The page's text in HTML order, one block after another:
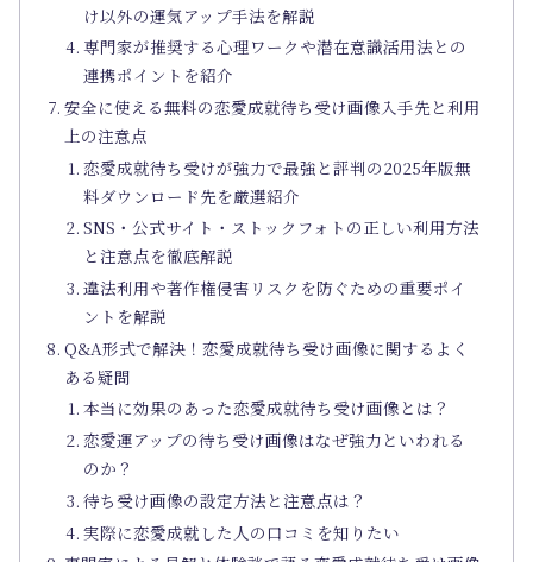
け以外の運気アップ手法を解説
専門家が推奨する心理ワークや潜在意識活用法との
連携ポイントを紹介
安全に使える無料の恋愛成就待ち受け画像入手先と利用
上の注意点
恋愛成就待ち受けが強力で最強と評判の2025年版無
料ダウンロード先を厳選紹介
SNS・公式サイト・ストックフォトの正しい利用方法
と注意点を徹底解説
違法利用や著作権侵害リスクを防ぐための重要ポイ
ントを解説
Q&A形式で解決！恋愛成就待ち受け画像に関するよく
ある疑問
本当に効果のあった恋愛成就待ち受け画像とは？
恋愛運アップの待ち受け画像はなぜ強力といわれる
のか？
待ち受け画像の設定方法と注意点は？
実際に恋愛成就した人の口コミを知りたい